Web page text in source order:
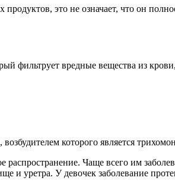
это не означает, что он
фильтрует вредные вещества из
которого является
распространение. Чаще всего им
и уретра. У девочек заболевание